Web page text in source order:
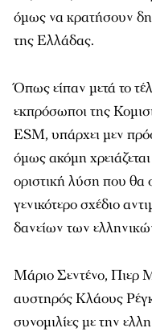
όμως να κρατήσουν
της Ελλάδας.
Όπως είπαν μετά το
εκπρόσωποι της
ESM, υπάρχει μεν
όμως ακόμη
οριστική λύση που θα
γενικότερο σχέδιο
δανείων των
Μάριο Σεντένο, Πιερ
αυστηρός Κλάους
συνομιλίες με την